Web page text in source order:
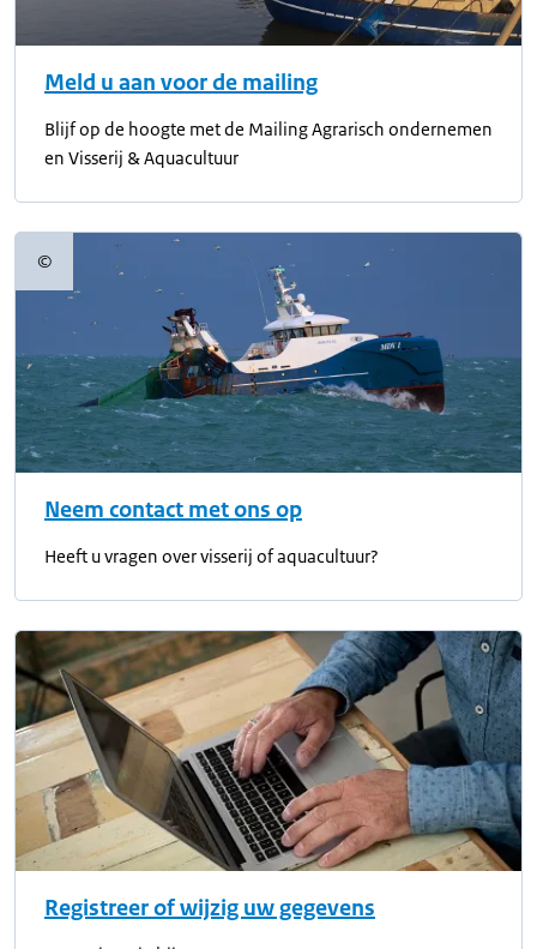
Meld u aan voor de mailing
Blijf op de hoogte met de Mailing Agrarisch ondernemen
en Visserij & Aquacultuur
©Copyrightinformatie
Neem contact met ons op
Heeft u vragen over visserij of aquacultuur?
Registreer of wijzig uw gegevens